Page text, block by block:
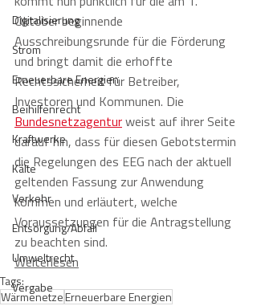
Digitalisierung
Strom
Erneuerbare Energien
Beihilfenrecht
Kraftwerke
Kälte
Verkehr
Entsorgung/Abfall
Umweltrecht
Vergabe
Oktober beginnende
Ausschreibungsrunde für die Förderung
und bringt damit die erhoffte
Rechtssicherheit für Betreiber,
Investoren und Kommunen. Die
Bundesnetzagentur weist auf ihrer Seite
darauf hin, dass für diesen Gebotstermin
die Regelungen des EEG nach der aktuell
geltenden Fassung zur Anwendung
kommen und erläutert, welche
Voraussetzungen für die Antragstellung
zu beachten sind.
Weiterlesen
Tags:
WärmenetzeErneuerbare Energien